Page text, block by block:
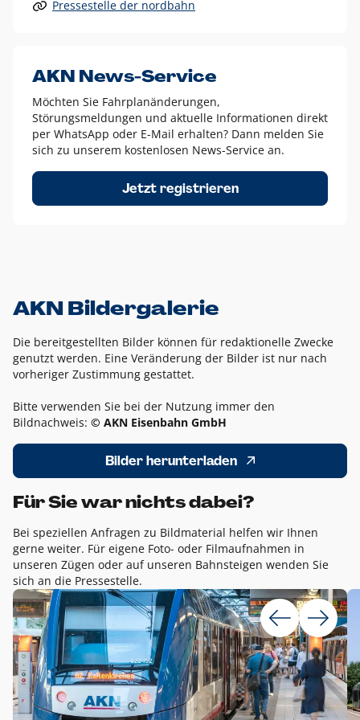
Alle anderen Logo-Varianten dürfen nur in Ausnahmefällen
Diese Ausnahmen sind zum Beispiel:
dem AKN Blau,
weißes Logo auf Fotohintergründen,
schwarzes Logo für reine Schwarz-Weiß-Umsetzungen
Um das Logo herum muss ein Schutzraum von jeweils einer
Höhe bzw. Breite des N aus AKN in alle Richtungen
Pressestelle der nordbahn
AKN News-Service
Möchten Sie Fahrplanänderungen,
Störungsmeldungen und aktuelle Informationen direkt
per WhatsApp oder E-Mail erhalten? Dann melden Sie
sich zu unserem kostenlosen News-Service an.
Jetzt registrieren
AKN Bildergalerie
Die bereitgestellten Bilder können für redaktionelle Zwecke
genutzt werden. Eine Veränderung der Bilder ist nur nach
vorheriger Zustimmung gestattet.
Bitte verwenden Sie bei der Nutzung immer den
Bildnachweis: © AKN Eisenbahn GmbH
Bilder herunterladen
Für Sie war nichts dabei?
Bei speziellen Anfragen zu Bildmaterial helfen wir Ihnen
gerne weiter. Für eigene Foto- oder Filmaufnahmen in
unseren Zügen oder auf unseren Bahnsteigen wenden Sie
sich an die Pressestelle.